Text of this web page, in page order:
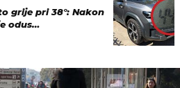
grije pri 38°: Nakon
odus…